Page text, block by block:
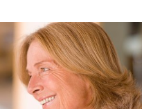
življenje.